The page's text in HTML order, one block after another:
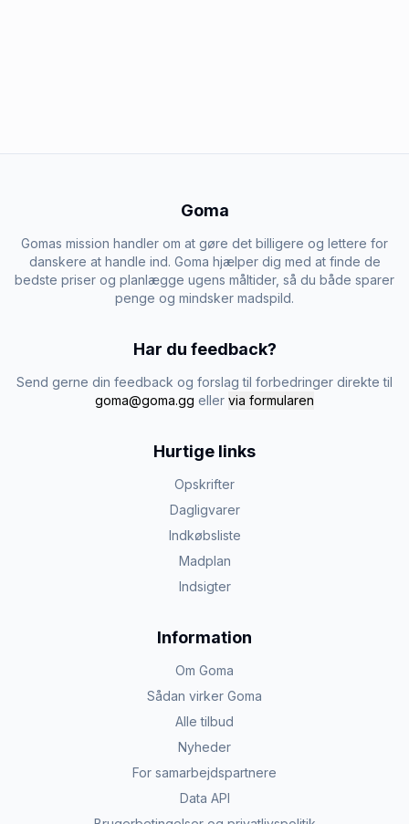
Goma
Gomas mission handler om at gøre det billigere og lettere for
danskere at handle ind. Goma hjælper dig med at finde de
bedste priser og planlægge ugens måltider, så du både sparer
penge og mindsker madspild.
Har du feedback?
Send gerne din feedback og forslag til forbedringer direkte til
goma@goma.gg eller via formularen
Hurtige links
Opskrifter
Dagligvarer
Indkøbsliste
Madplan
Indsigter
Information
Om Goma
Sådan virker Goma
Alle tilbud
Nyheder
For samarbejdspartnere
Data API